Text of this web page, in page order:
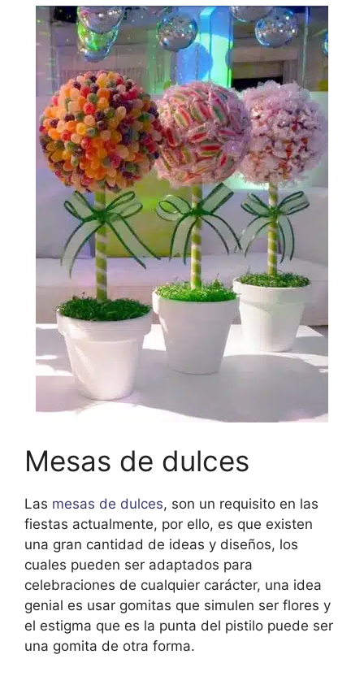
Mesas de dulces
Las mesas de dulces, son un requisito en las
fiestas actualmente, por ello, es que existen
una gran cantidad de ideas y diseños, los
cuales pueden ser adaptados para
celebraciones de cualquier carácter, una idea
genial es usar gomitas que simulen ser flores y
el estigma que es la punta del pistilo puede ser
una gomita de otra forma.